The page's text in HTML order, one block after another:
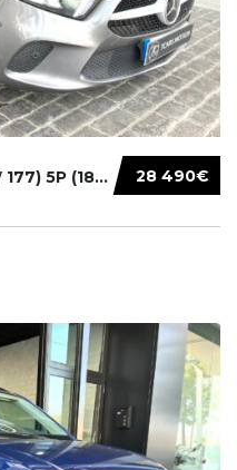
28 490€
MERCEDES BENZ CLASE A (W 177) 5P (18-) 2020....